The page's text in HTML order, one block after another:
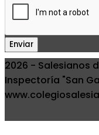
Enviar
2026 - Salesianos
Inspectoría "San